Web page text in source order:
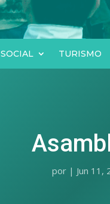
SOCIAL TURISMO
por | Jun 11,